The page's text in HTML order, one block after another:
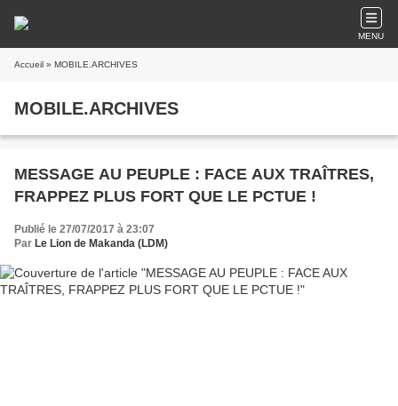
MENU
Accueil » MOBILE.ARCHIVES
MOBILE.ARCHIVES
MESSAGE AU PEUPLE : FACE AUX TRAÎTRES,
FRAPPEZ PLUS FORT QUE LE PCTUE !
Publié le 27/07/2017 à 23:07
Par Le Lion de Makanda (LDM)